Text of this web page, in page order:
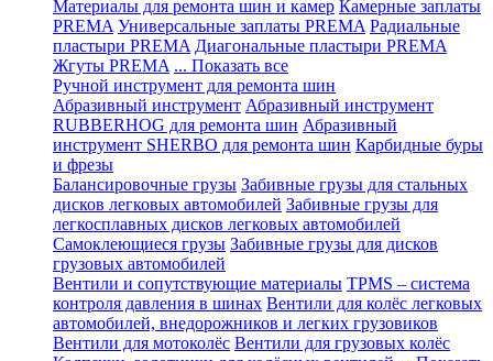
Материалы для ремонта шин и камер Камерные заплаты
PREMA Универсальные заплаты PREMA Радиальные
пластыри PREMA Диагональные пластыри PREMA
Жгуты PREMA ... Показать все
Ручной инструмент для ремонта шин
Абразивный инструмент Абразивный инструмент
RUBBERHOG для ремонта шин Абразивный
инструмент SHERBO для ремонта шин Карбидные буры
и фрезы
Балансировочные грузы Забивные грузы для стальных
дисков легковых автомобилей Забивные грузы для
легкосплавных дисков легковых автомобилей
Самоклеющиеся грузы Забивные грузы для дисков
грузовых автомобилей
Вентили и сопутствующие материалы TPMS – система
контроля давления в шинах Вентили для колёс легковых
автомобилей, внедорожников и легких грузовиков
Вентили для мотоколёс Вентили для грузовых колёс